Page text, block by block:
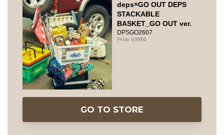
deps×GO OUT DEPS
STACKABLE
BASKET_GO OUT ver.
DPSGO2607
3950
GO TO STORE